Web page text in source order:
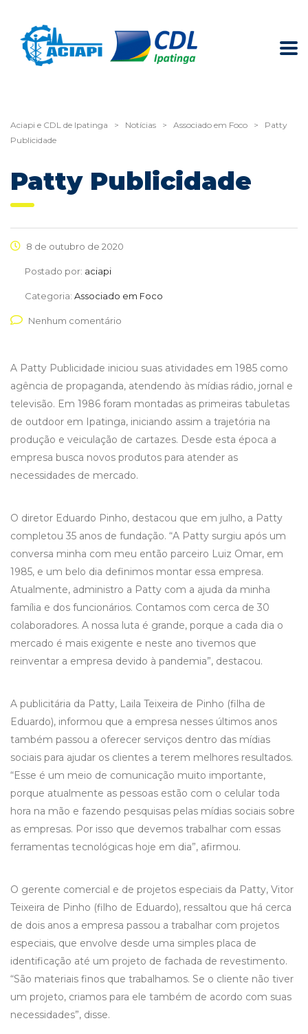
Aciapi e CDL de Ipatinga > Notícias > Associado em Foco >
Patty
Publicidade
Patty Publicidade
8 de outubro de 2020
Postado por: aciapi
Categoria: Associado em Foco
Nenhum comentário
A Patty Publicidade iniciou suas atividades em 1985 como
agência de propaganda, atendendo às mídias rádio, jornal e
televisão. Em 1986 foram montadas as primeiras tabuletas
de outdoor em Ipatinga, iniciando assim a trajetória na
produção e veiculação de cartazes. Desde esta época a
empresa busca novos produtos para atender as
necessidades de mercado.
O diretor Eduardo Pinho, destacou que em julho, a Patty
completou 35 anos de fundação. “A Patty surgiu após um
conversa minha com meu então parceiro Luiz Omar, em
1985, e um belo dia definimos montar essa empresa.
Atualmente, administro a Patty com a ajuda da minha
família e dos funcionários. Contamos com cerca de 30
colaboradores. A nossa luta é grande, porque a cada dia o
mercado é mais exigente e neste ano tivemos que
reinventar a empresa devido à pandemia”, destacou.
A publicitária da Patty, Laila Teixeira de Pinho (filha de
Eduardo), informou que a empresa nesses últimos anos
também passou a oferecer serviços dentro das mídias
sociais para ajudar os clientes a terem melhores resultados.
“Esse é um meio de comunicação muito importante,
porque atualmente as pessoas estão com o celular toda
hora na mão e fazendo pesquisas pelas mídias sociais sobre
as empresas. Por isso que devemos trabalhar com essas
ferramentas tecnológicas hoje em dia”, afirmou.
O gerente comercial e de projetos especiais da Patty, Vitor
Teixeira de Pinho (filho de Eduardo), ressaltou que há cerca
de dois anos a empresa passou a trabalhar com projetos
especiais, que envolve desde uma simples placa de
identificação até um projeto de fachada de revestimento.
“São materiais finos que trabalhamos. Se o cliente não tiver
um projeto, criamos para ele também de acordo com suas
necessidades”, disse.